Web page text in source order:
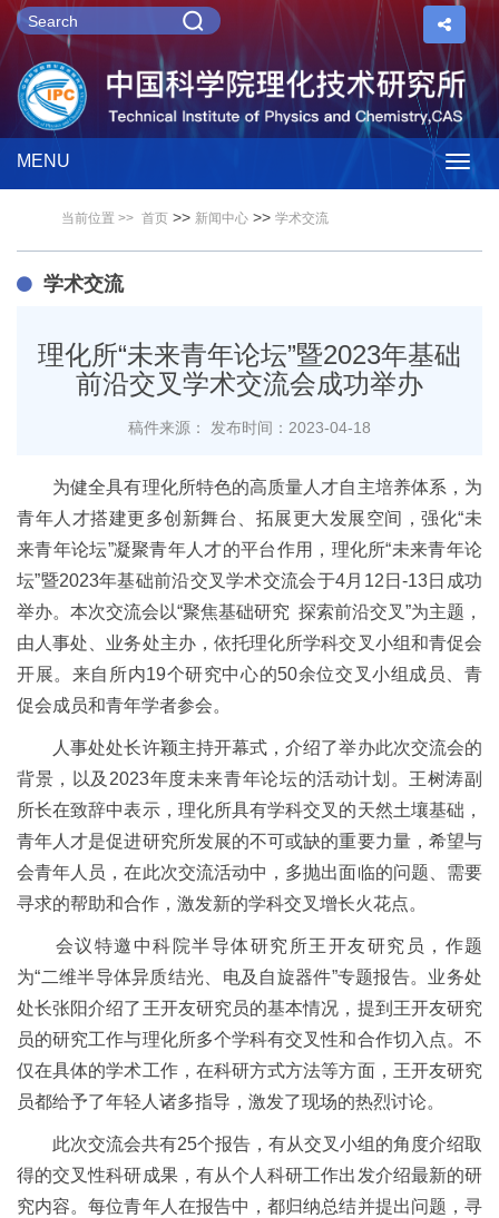
MENU
当前位置 >> 首页 >> 新闻中心 >> 学术交流
学术交流
理化所“未来青年论坛”暨2023年基础
前沿交叉学术交流会成功举办
稿件来源： 发布时间：2023-04-18
为健全具有理化所特色的高质量人才自主培养体系，为
青年人才搭建更多创新舞台、拓展更大发展空间，强化“未
来青年论坛”凝聚青年人才的平台作用，理化所“未来青年论
坛”暨2023年基础前沿交叉学术交流会于4月 12 日-13日成功
举办。本次交流会以“聚焦基础研究 探索前沿交叉”为主题，
由人事处、业务处主办，依托理化所学科交叉小组和青促会
开展。来自所内19个研究中心的50余位交叉小组成员、青
促会成员和青年学者参会。
人事处处长许颖主持开幕式，介绍了举办此次交流会的
背景，以及 2023年度未来青年论坛的活动计划。王树涛副
所长在致辞中表示，理化所具有学科交叉的天然土壤基础，
青年人才是促进研究所发展的不可或缺的重要力量，希望与
会青年人员，在此次交流活动中，多抛出面临的问题、需要
寻求的帮助和合作，激发新的学科交叉增长火花点。
会议特邀中科院半导体研究所王开友研究员，作题
为“二维半导体异质结光、电及自旋器件”专题报告。业务处
处长张阳介绍了王开友研究员的基本情况，提到王开友研究
员的研究工作与理化所多个学科有交叉性和合作切入点。不
仅在具体的学术工作，在科研方式方法等方面，王开友研究
员都给予了年轻人诸多指导，激发了现场的热烈讨论。
此次交流会共有25个报告，有从交叉小组的角度介绍取
得的交叉性科研成果，有从个人科研工作出发介绍最新的研
究内容。每位青年人在报告中，都归纳总结并提出问题，寻